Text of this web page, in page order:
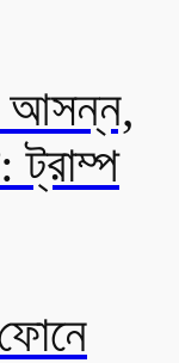
আসন্ন,
ফোনে